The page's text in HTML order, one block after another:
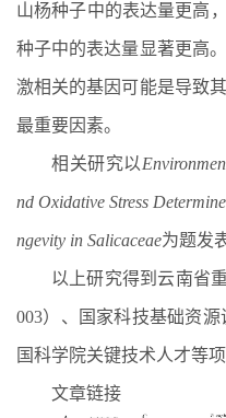
山杨种子中的表达量更高
种子中的表达量显著更高
激相关的基因可能是导致
最重要因素。
相关研究以
nd Oxidative Stress
ngevity in Salicaceae为题发
以上研究得到云南省
003） 、国家科技基础资源
国科学院关键技术人才等项
文章链接